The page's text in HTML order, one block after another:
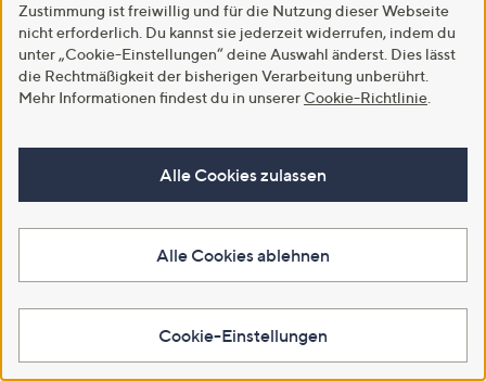
Neu
STEFFEN SCHRAUT Scubashirt,
Langarm Polokragen
Steinchenapplikation leger weit
€ 99,99
In den Warenkorb
Neu
STEFFEN SCHRAUT Pullover,
1/2 Arm Strukturstrick
hüftumspielend figurbetont
€ 69,99
In den Warenkorb
Zustimmung ist freiwillig und für die Nutzung dieser Webseite
nicht erforderlich. Du kannst sie jederzeit widerrufen, indem du
unter „Cookie-Einstellungen“ deine Auswahl änderst. Dies lässt
die Rechtmäßigkeit der bisherigen Verarbeitung unberührt.
Mehr Informationen findest du in unserer Cookie-Richtlinie
Alle Cookies zulassen
Alle Cookies ablehnen
Cookie-Einstellungen